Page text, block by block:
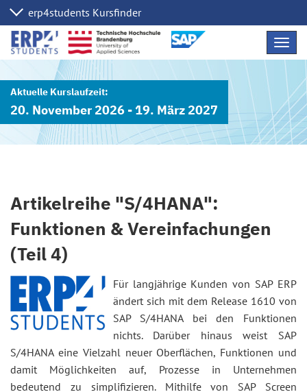
20. November 2026 - 19. März 2027
Artikelreihe "S/4HANA":
Funktionen & Vereinfachungen
(Teil 4)
Für langjährige Kunden von SAP ERP
ändert sich mit dem Release 1610 von
SAP S/4HANA bei den Funktionen
nichts. Darüber hinaus weist SAP
S/4HANA eine Vielzahl neuer Oberflächen, Funktionen und
damit Möglichkeiten auf, Prozesse in Unternehmen
bedeutend zu simplifizieren. Mithilfe von SAP Screen